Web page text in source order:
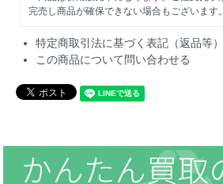
完売し商品が確保できない場合もございます。
特定商取引法に基づく表記（返品等）
この商品について問い合わせる